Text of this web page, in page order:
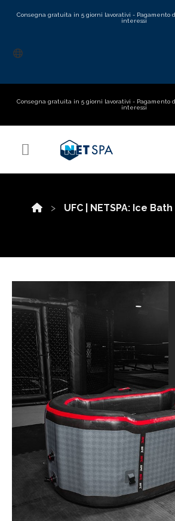
Consegna gratuita in 5 giorni lavorativi - Pagamento
interessi
Consegna gratuita in 5 giorni lavorativi - Pagamento
interessi
UFC | NETSPA: Ice Bath